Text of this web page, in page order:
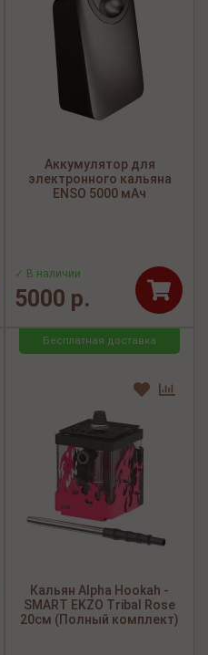
Аккумулятор для
электронного кальяна
ENSO 5000 мАч
✓ В наличии
5000 р.
Бесплатная доставка
Кальян Alpha Hookah -
SMART EKZO Tribal Rose
20см (Полный комплект)